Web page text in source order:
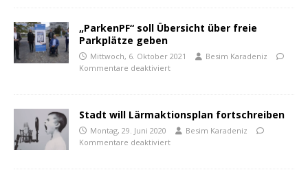
„ParkenPF“ soll Übersicht über freie
Parkplätze geben
Mittwoch, 6. Oktober 2021
Besim Karadeniz
Kommentare deaktiviert
Stadt will Lärmaktionsplan fortschreiben
Montag, 29. Juni 2020
Besim Karadeniz
Kommentare deaktiviert